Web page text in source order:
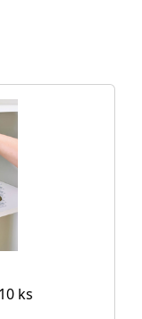
ks